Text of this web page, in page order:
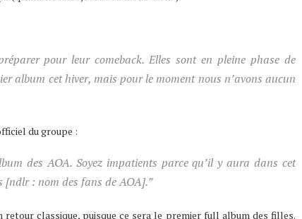
pour leur comeback. Elles sont en pleine phase de
album cet hiver, mais pour le moment nous n’avons aucun
du groupe :
des AOA. Soyez impatients parce qu’il y aura dans cet
[ndlr : nom des fans de AOA].”
retour classique, puisque ce sera le premier full album des filles.